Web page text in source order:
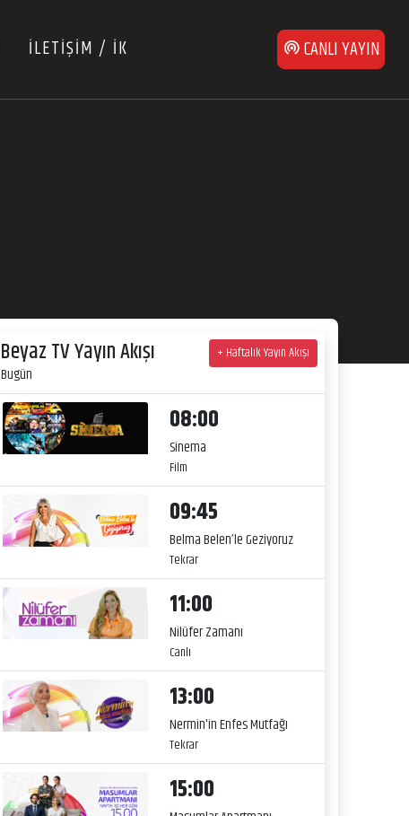
İLETİŞİM / İK CANLI YAYIN
Beyaz TV Yayın Akışı
Bugün
+ Haftalık Yayın Akışı
08:00
Sinema
Film
09:45
Belma Belen’le Geziyoruz
Tekrar
11:00
Nilüfer Zamanı
Canlı
13:00
Nermin'in Enfes Mutfağı
Tekrar
15:00